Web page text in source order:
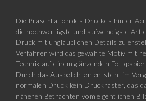
Die Präsentation des Druckes hinter
die hochwertigste und aufwendigste Art
Druck mit unglaublichen Details zu
Verfahren wird das gewählte Motiv mit
Technik auf einem glänzenden
Durch das Ausbelichten entsteht im
normalen Druck kein Druckraster, das
näheren Betrachten vom eigentlichen